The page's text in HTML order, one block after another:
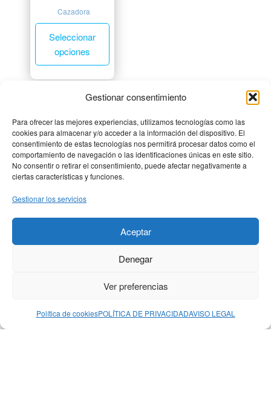
Gestionar consentimiento
Para ofrecer las mejores experiencias, utilizamos tecnologías como las
cookies para almacenar y/o acceder a la información del dispositivo. El
consentimiento de estas tecnologías nos permitirá procesar datos como el
comportamiento de navegación o las identificaciones únicas en este sitio.
No consentir o retirar el consentimiento, puede afectar negativamente a
ciertas características y funciones.
Gestionar los servicios
Aceptar
Denegar
Ver preferencias
Política de cookiesPOLÍTICA DE PRIVACIDADAVISO LEGAL
Cazadora
Seleccionar
opciones
MENÚ PRINCIPAL
MENÚ LEGAL
DIRECCIÓN
Calle Bebricio 27